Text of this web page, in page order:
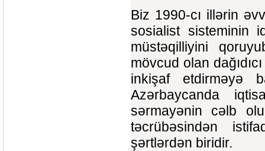
Biz 1990-cı illərin
sosialist sisteminin
müstəqilliyini
mövcud olan
inkişaf etdirməyə
Azərbaycanda
sərmayənin cəlb
təcrübəsindən
şərtlərdən biridir.